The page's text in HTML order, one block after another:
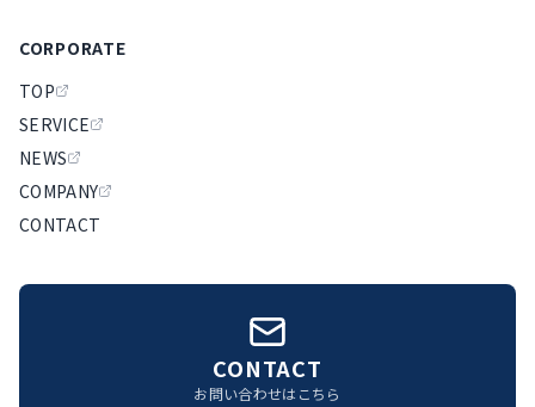
CORPORATE
TOP
SERVICE
NEWS
COMPANY
CONTACT
CONTACT
お問い合わせはこちら